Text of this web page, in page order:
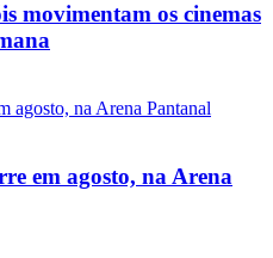
movimentam os cinemas
em agosto, na Arena